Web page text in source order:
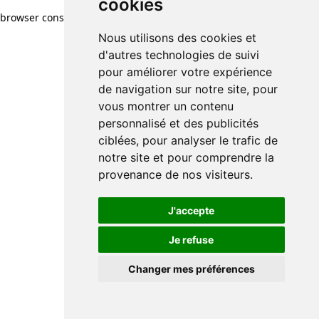
cookies
Nous utilisons des cookies et
d'autres technologies de suivi
pour améliorer votre expérience
de navigation sur notre site, pour
vous montrer un contenu
personnalisé et des publicités
ciblées, pour analyser le trafic de
notre site et pour comprendre la
provenance de nos visiteurs.
J'accepte
Je refuse
Changer mes préférences
browser console for more information)